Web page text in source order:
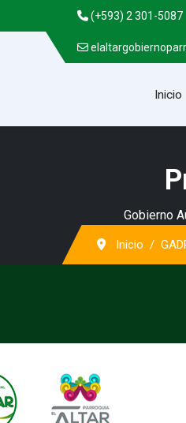
(+593) 2 301-5087
Inicio
Gobierno
Inicio